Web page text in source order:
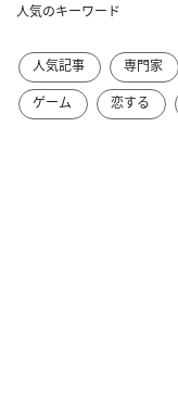
人気のキーワード
人気記事 専門家
ゲーム
恋する